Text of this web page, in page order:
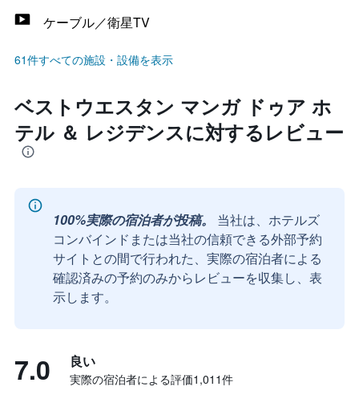
ケーブル／衛星TV
61件すべての施設・設備を表示
ベストウエスタン マンガ ドゥア ホ
テル ＆ レジデンスに対するレビュー
100%実際の宿泊者が投稿。
当社は、ホテルズ
コンバインドまたは当社の信頼できる外部予約
サイトとの間で行われた、実際の宿泊者による
確認済みの予約のみからレビューを収集し、表
示します。
7.0 良い
実際の宿泊者による評価1,011​件